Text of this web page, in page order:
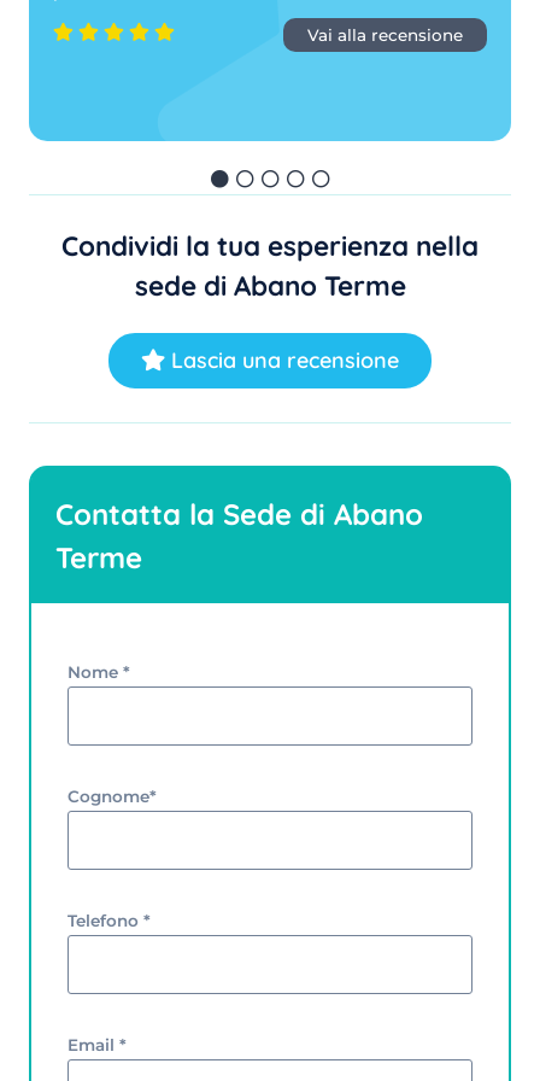
Vai alla recensione
Condividi la tua esperienza nella
sede di Abano Terme
Lascia una recensione
Contatta la Sede di Abano
Terme
Nome *
Cognome*
Telefono *
Email *